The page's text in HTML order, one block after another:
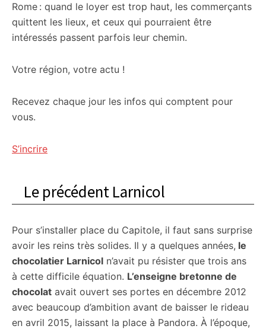
Rome : quand le loyer est trop haut, les commerçants
quittent les lieux, et ceux qui pourraient être
intéressés passent parfois leur chemin.
Votre région, votre actu !
Recevez chaque jour les infos qui comptent pour
vous.
S’incrire
Le précédent Larnicol
Pour s’installer place du Capitole, il faut sans surprise
avoir les reins très solides. Il y a quelques années, le
chocolatier Larnicol n’avait pu résister que trois ans
à cette difficile équation. L’enseigne bretonne de
chocolat avait ouvert ses portes en décembre 2012
avec beaucoup d’ambition avant de baisser le rideau
en avril 2015, laissant la place à Pandora. À l’époque,